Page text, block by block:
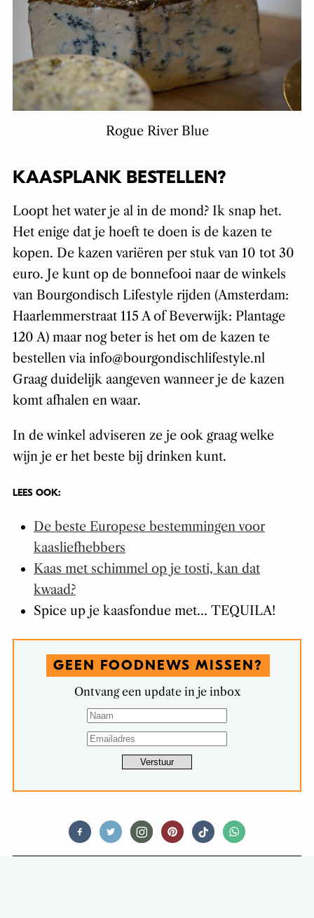
Rogue River Blue
KAASPLANK BESTELLEN?
Loopt het water je al in de mond? Ik snap het.
Het enige dat je hoeft te doen is de kazen te
kopen. De kazen variëren per stuk van 10 tot 30
euro. Je kunt op de bonnefooi naar de winkels
van Bourgondisch Lifestyle rijden (Amsterdam:
Haarlemmerstraat 115 A of Beverwijk: Plantage
120 A) maar nog beter is het om de kazen te
bestellen via info@bourgondischlifestyle.nl
Graag duidelijk aangeven wanneer je de kazen
komt afhalen en waar.
In de winkel adviseren ze je ook graag welke
wijn je er het beste bij drinken kunt.
LEES OOK:
De beste Europese bestemmingen voor
kaasliefhebbers
Kaas met schimmel op je tosti, kan dat
kwaad?
Spice up je kaasfondue met… TEQUILA!
GEEN FOODNEWS MISSEN?
Ontvang een update in je inbox